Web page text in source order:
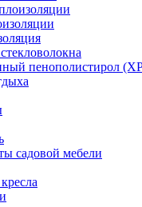
пенополистирол
садовой мебели